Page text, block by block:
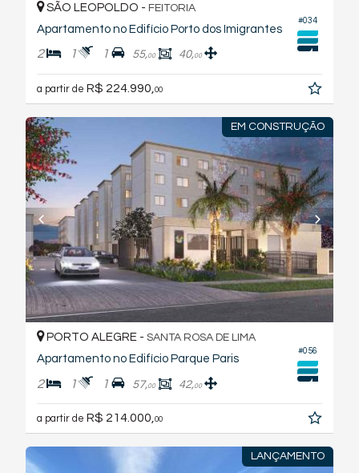
#034
SÃO LEOPOLDO - FEITORIA
Apartamento no Edifício Porto dos Imigrantes
2 1 1 55,00 40,00
a partir de R$ 224.990, 00
EM CONSTRUÇÃO
#056
PORTO ALEGRE - SANTA ROSA DE LIMA
Apartamento no Edifício Parque Paris
2 1 1 57,00 42,00
a partir de R$ 214.000,00
LANÇAMENTO